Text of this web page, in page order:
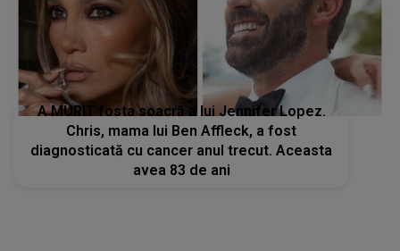
A MURIT fosta soacră a lui Jennifer Lopez.
Chris, mama lui Ben Affleck, a fost
diagnosticată cu cancer anul trecut. Aceasta
avea 83 de ani